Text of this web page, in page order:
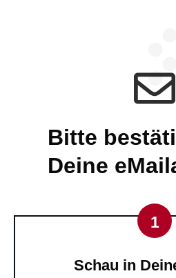
Bitte
Deine
1
Schau in